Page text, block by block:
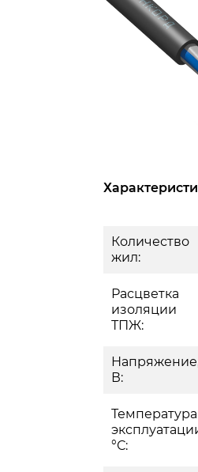
Количество
жил:
Расцветка
изоляции
ТПЖ:
В:
Температура
°С: